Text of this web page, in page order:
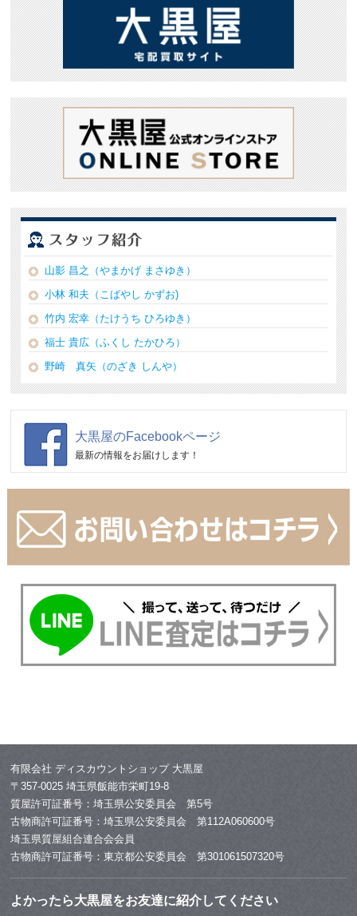
山影 昌之（やまかげ まさゆき）
小林 和夫（こばやし かずお)
竹内 宏幸（たけうち ひろゆき）
福士 貴広（ふくし たかひろ）
野崎 真矢（のざき しんや）
大黒屋のFacebookページ
最新の情報をお届けします！
有限会社 ディスカウントショップ 大黒屋
〒357-0025 埼玉県飯能市栄町19-8
質屋許可証番号：埼玉県公安委員会 第5号
古物商許可証番号：埼玉県公安委員会 第112A060600号
埼玉県質屋組合連合会会員
古物商許可証番号：東京都公安委員会 第301061507320号
よかったら大黒屋をお友達に紹介してください